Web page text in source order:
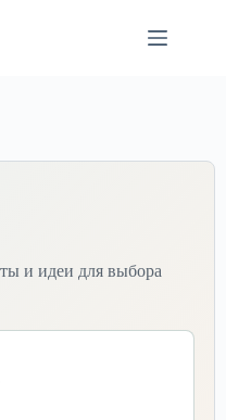
и идеи для выбора